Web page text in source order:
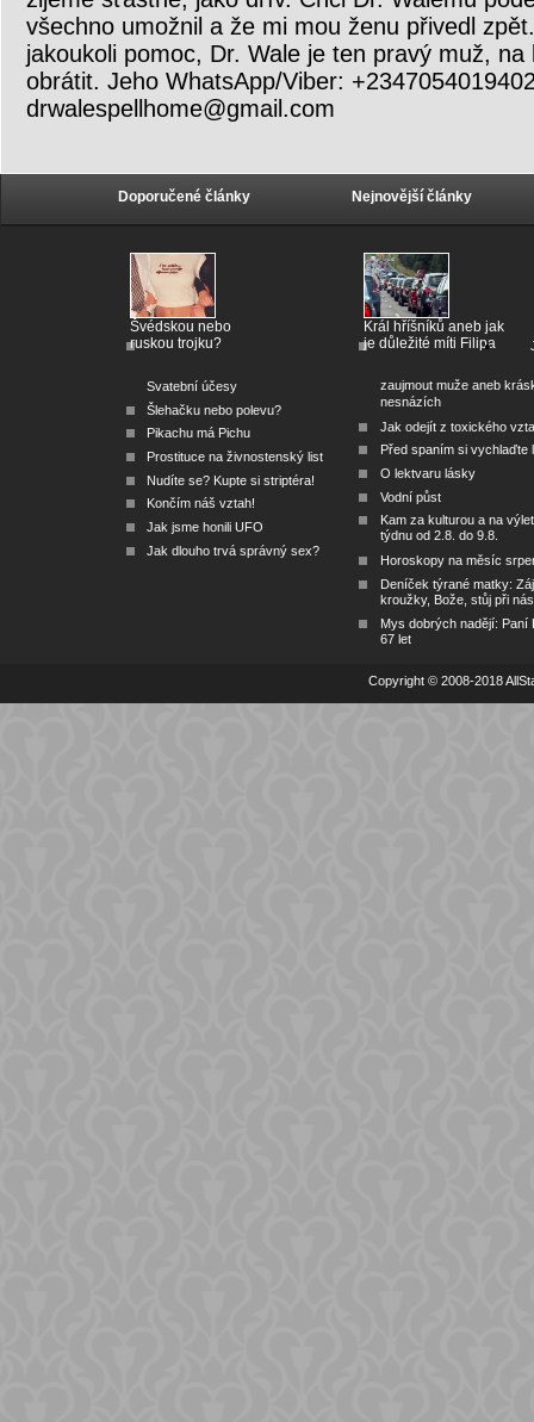
všechno umožnil a že mi mou ženu přivedl
jakoukoli pomoc, Dr. Wale je ten pravý muž,
obrátit. Jeho WhatsApp/Viber:
drwalespellhome@gmail.com
Doporučené články
Švédskou nebo
ruskou trojku?
Svatební účesy
Šlehačku nebo polevu?
Pikachu má Pichu
Prostituce na živnostenský list
Nudíte se? Kupte si striptéra!
Končím náš vztah!
Jak jsme honili UFO
Jak dlouho trvá správný sex?
Nejnovější články
Král hříšníků aneb jak
je důležité míti Filipa
zaujmout muže aneb
nesnázích
Jak odejít z toxického
Před spaním si vychlaďte
O lektvaru lásky
Vodní půst
Kam za kulturou a na
týdnu od 2.8. do 9.8.
Horoskopy na měsíc
Deníček týrané matky:
kroužky, Bože, stůj při nás
Mys dobrých nadějí: Paní
67 let
Copyright © 2008-2018